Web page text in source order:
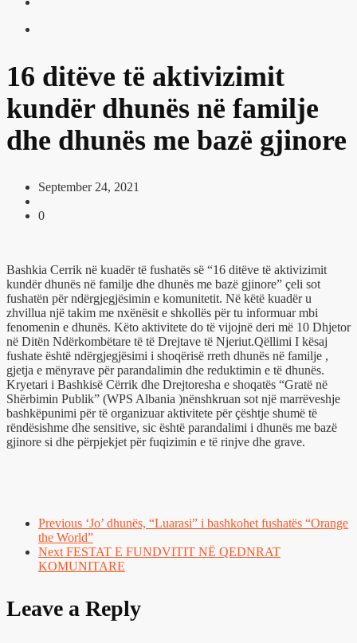
16 ditëve të aktivizimit
kundër dhunës në familje
dhe dhunës me bazë gjinore
September 24, 2021
0
Bashkia Cerrik në kuadër të fushatës së “16 ditëve të aktivizimit
kundër dhunës në familje dhe dhunës me bazë gjinore” çeli sot
fushatën për ndërgjegjësimin e komunitetit. Në këtë kuadër u
zhvillua një takim me nxënësit e shkollës për tu informuar mbi
fenomenin e dhunës. Këto aktivitete do të vijojnë deri më 10 Dhjetor
në Ditën Ndërkombëtare të të Drejtave të Njeriut.Qëllimi I kësaj
fushate është ndërgjegjësimi i shoqërisë rreth dhunës në familje ,
gjetja e mënyrave për parandalimin dhe reduktimin e të dhunës.
Kryetari i Bashkisë Cërrik dhe Drejtoresha e shoqatës “Gratë në
Shërbimin Publik” (WPS Albania )nënshkruan sot një marrëveshje
bashkëpunimi për të organizuar aktivitete për çështje shumë të
rëndësishme dhe sensitive, sic është parandalimi i dhunës me bazë
gjinore si dhe përpjekjet për fuqizimin e të rinjve dhe grave.
Previous ‘Jo’ dhunës, “Luarasi” i bashkohet fushatës “Orange
the World”
Next FESTAT E FUNDVITIT NË QEDNRAT
KOMUNITARE
Leave a Reply